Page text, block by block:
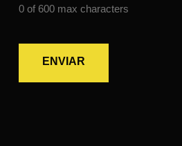
0 of 600 max characters